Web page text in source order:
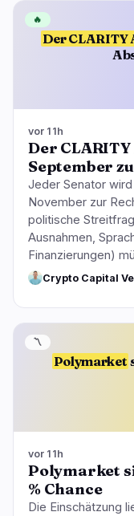
Der CLARITY
🔥
vor 11h
Der
September
Jeder Senator
November zur
politische
Ausnahmen,
Finanzierungen)
Crypto Capital
Polymarket
〽️
vor 11h
Polymarket
% Chance
Die Einschätzung